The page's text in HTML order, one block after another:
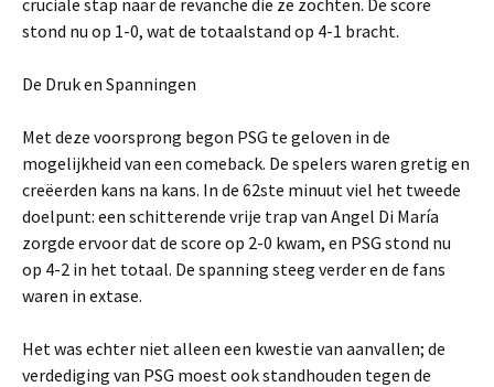
cruciale stap naar de revanche die ze zochten. De score
stond nu op 1-0, wat de totaalstand op 4-1 bracht.
De Druk en Spanningen
Met deze voorsprong begon PSG te geloven in de
mogelijkheid van een comeback. De spelers waren gretig en
creëerden kans na kans. In de 62ste minuut viel het tweede
doelpunt: een schitterende vrije trap van Angel Di María
zorgde ervoor dat de score op 2-0 kwam, en PSG stond nu
op 4-2 in het totaal. De spanning steeg verder en de fans
waren in extase.
Het was echter niet alleen een kwestie van aanvallen; de
verdediging van PSG moest ook standhouden tegen de